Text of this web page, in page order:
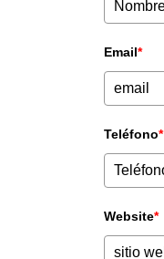
Email*
Teléfono*
Website*